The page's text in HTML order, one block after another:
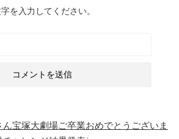
を入力してください。
ん宝塚大劇場ご卒業おめでとうございま